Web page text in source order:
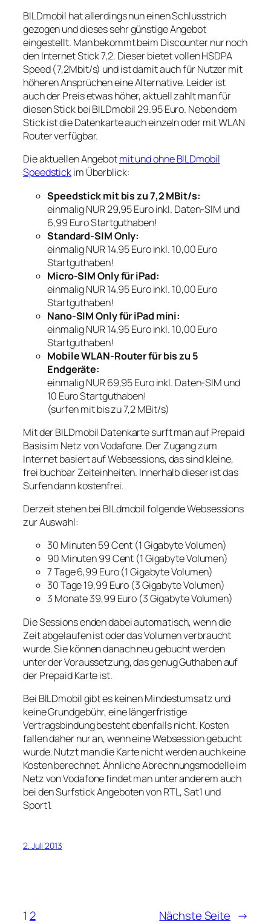
BILDmobil hat allerdings nun einen Schlusstrich
gezogen und dieses sehr günstige Angebot
eingestellt. Man bekommt beim Discounter nur noch
den Internet Stick 7,2. Dieser bietet vollen HSDPA
Speed (7,2Mbit/s) und ist damit auch für Nutzer mit
höheren Ansprüchen eine Alternative. Leider ist
auch der Preis etwas höher, aktuell zahlt man für
diesen Stick bei BILDmobil 29.95 Euro. Neben dem
Stick ist die Datenkarte auch einzeln oder mit WLAN
Router verfügbar.
Die aktuellen Angebotmit und ohne BILDmobil
Speedstickim Überblick:
Speedstick mit bis zu 7,2 MBit/s:
einmalig NUR 29,95 Euro inkl. Daten-SIM und
6,99 Euro Startguthaben!
Standard-SIM Only:
einmalig NUR 14,95 Euro inkl. 10,00 Euro
Startguthaben!
Micro-SIM Only für iPad:
einmalig NUR 14,95 Euro inkl. 10,00 Euro
Startguthaben!
Nano-SIM Only für iPad mini:
einmalig NUR 14,95 Euro inkl. 10,00 Euro
Startguthaben!
Mobile WLAN-Router für bis zu 5
Endgeräte:
einmalig NUR 69,95 Euro inkl. Daten-SIM und
10 Euro Startguthaben!
(surfen mit bis zu 7,2 MBit/s)
Mit der BILDmobil Datenkarte surft man auf Prepaid
Basis im Netz von Vodafone. Der Zugang zum
Internet basiert auf Websessions, das sind kleine,
frei buchbar Zeiteinheiten. Innerhalb dieser ist das
Surfen dann kostenfrei.
Derzeit stehen bei BILdmobil folgende Websessions
zur Auswahl:
30 Minuten 59 Cent (1 Gigabyte Volumen)
90 Minuten 99 Cent (1 Gigabyte Volumen)
7 Tage 6,99 Euro (1 Gigabyte Volumen)
30 Tage 19,99 Euro (3 Gigabyte Volumen)
3 Monate 39,99 Euro (3 Gigabyte Volumen)
Die Sessions enden dabei automatisch, wenn die
Zeit abgelaufen ist oder das Volumen verbraucht
wurde. Sie können danach neu gebucht werden
unter der Voraussetzung, das genug Guthaben auf
der Prepaid Karte ist.
Bei BILDmobil gibt es keinen Mindestumsatz und
keine Grundgebühr, eine längerfristige
Vertragsbindung besteht ebenfalls nicht. Kosten
fallen daher nur an, wenn eine Websession gebucht
wurde. Nutzt man die Karte nicht werden auch keine
Kosten berechnet. Ähnliche Abrechnungsmodelle im
Netz von Vodafone findet man unter anderem auch
bei den Surfstick Angeboten von RTL, Sat1 und
Sport1.
2. Juli 2013
1 2 Nächste Seite →